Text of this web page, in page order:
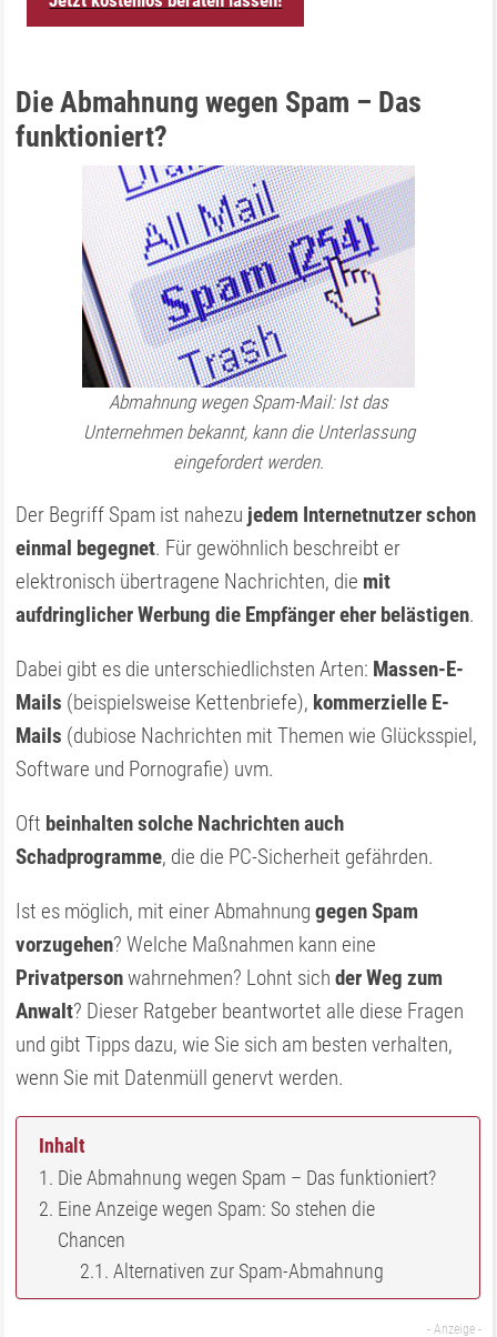
Die Abmahnung wegen Spam – Das
funktioniert?
Abmahnung wegen Spam-Mail: Ist das
Unternehmen bekannt, kann die Unterlassung
eingefordert werden.
Der Begriff Spam ist nahezu jedem Internetnutzer schon
einmal begegnet. Für gewöhnlich beschreibt er
elektronisch übertragene Nachrichten, die mit
aufdringlicher Werbung die Empfänger eher belästigen.
Dabei gibt es die unterschiedlichsten Arten: Massen-E-
Mails (beispielsweise Kettenbriefe), kommerzielle E-
Mails (dubiose Nachrichten mit Themen wie Glücksspiel,
Software und Pornografie) uvm.
Oft beinhalten solche Nachrichten auch
Schadprogramme, die die PC-Sicherheit gefährden.
Ist es möglich, mit einer Abmahnunggegen Spam
vorzugehen? Welche Maßnahmen kann eine
Privatpersonwahrnehmen? Lohnt sichder Weg zum
Anwalt? Dieser Ratgeber beantwortet alle diese Fragen
und gibt Tipps dazu, wie Sie sich am besten verhalten,
wenn Sie mit Datenmüll genervt werden.
Inhalt
Die Abmahnung wegen Spam – Das funktioniert?
Eine Anzeige wegen Spam: So stehen die
Chancen
Alternativen zur Spam-Abmahnung